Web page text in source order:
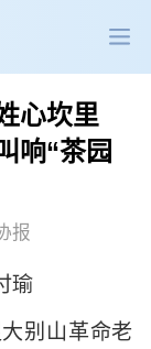
政协机构
心坎里
响“茶园
报
瑜
别山革命老